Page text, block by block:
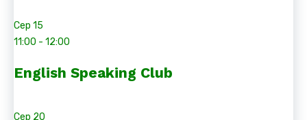
Сер 15
11:00 - 12:00
English Speaking Club
Сер 20